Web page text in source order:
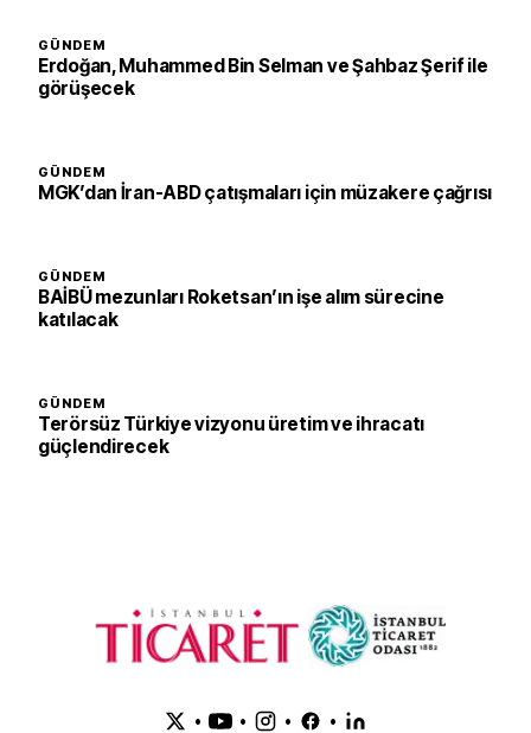
GÜNDEM
Erdoğan, Muhammed Bin Selman ve Şahbaz Şerif ile
görüşecek
GÜNDEM
MGK’dan İran-ABD çatışmaları için müzakere çağrısı
GÜNDEM
BAİBÜ mezunları Roketsan’ın işe alım sürecine
katılacak
GÜNDEM
Terörsüz Türkiye vizyonu üretim ve ihracatı
güçlendirecek
• • • •